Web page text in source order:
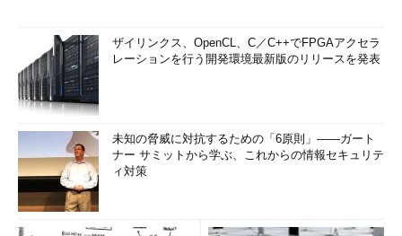
ザイリンクス、OpenCL、C／C++でFPGAアクセラ
レーションを行う開発環境最新版のリリースを発表
未知の脅威に対抗するための「6原則」――ガート
ナー サミットから学ぶ、これからの情報セキュリテ
ィ対策